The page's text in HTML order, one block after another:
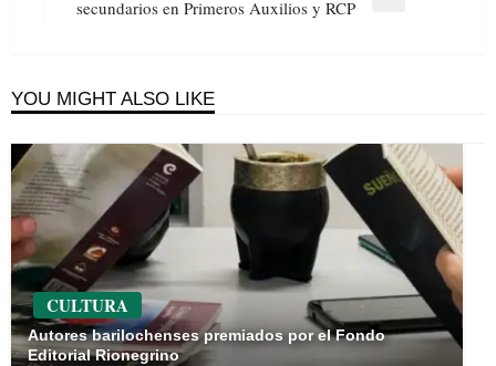
Next
secundarios en Primeros Auxilios y RCP
YOU MIGHT ALSO LIKE
CULTURA
Autores barilochenses premiados por el Fondo
Editorial Rionegrino